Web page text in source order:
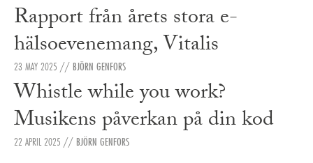
Rapport från årets stora e-
hälsoevenemang, Vitalis
23 MAY 2025 // BJÖRN GENFORS
Whistle while you work?
Musikens påverkan på din kod
22 APRIL 2025 // BJÖRN GENFORS